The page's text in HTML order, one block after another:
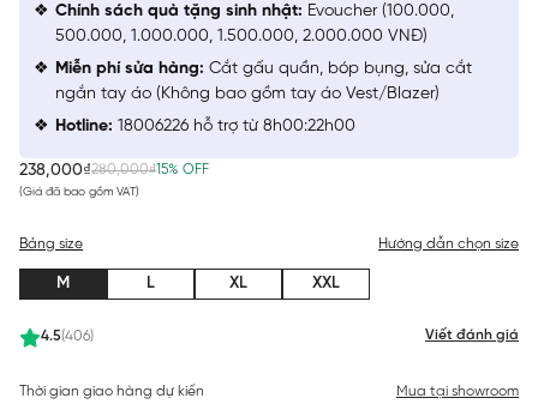
238,000₫280,000₫15% OFF
(Giá đã bao gồm VAT)
4.5(406) Viết đánh giá
Bảng size Hướng dẫn chọn size
M L XL XXL
Thời gian giao hàng dự kiến
Mua tại showroom
Chính sách quà tặng sinh nhật: Evoucher (100.000,
500.000, 1.000.000, 1.500.000, 2.000.000 VNĐ)
Miễn phí sửa hàng: Cắt gấu quần, bóp bụng, sửa cắt
ngắn tay áo (Không bao gồm tay áo Vest/Blazer)
Hotline: 18006226 hỗ trợ từ 8h00:22h00